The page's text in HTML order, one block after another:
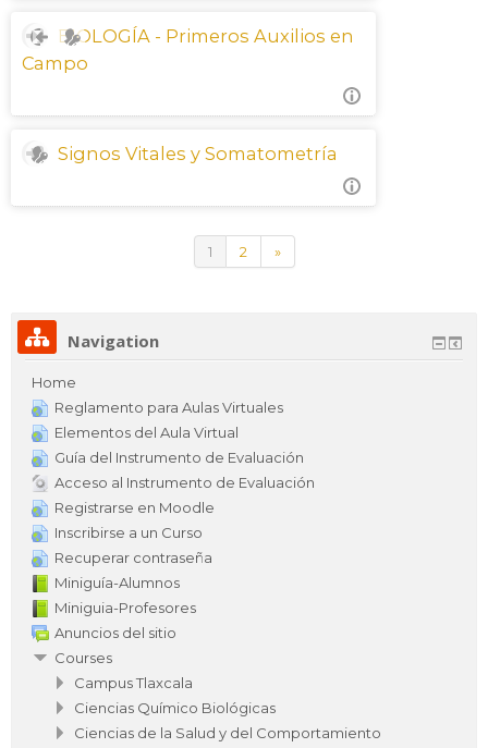
BIOLOGÍA - Primeros Auxilios en
Campo
Signos Vitales y Somatometría
1(current)
2 »Next
Navigation
Home
Reglamento para Aulas Virtuales
Elementos del Aula Virtual
Guía del Instrumento de Evaluación
Acceso al Instrumento de Evaluación
Registrarse en Moodle
Inscribirse a un Curso
Recuperar contraseña
Miniguía-Alumnos
Miniguia-Profesores
Anuncios del sitio
Courses
Campus Tlaxcala
Ciencias Químico Biológicas
Ciencias de la Salud y del Comportamiento